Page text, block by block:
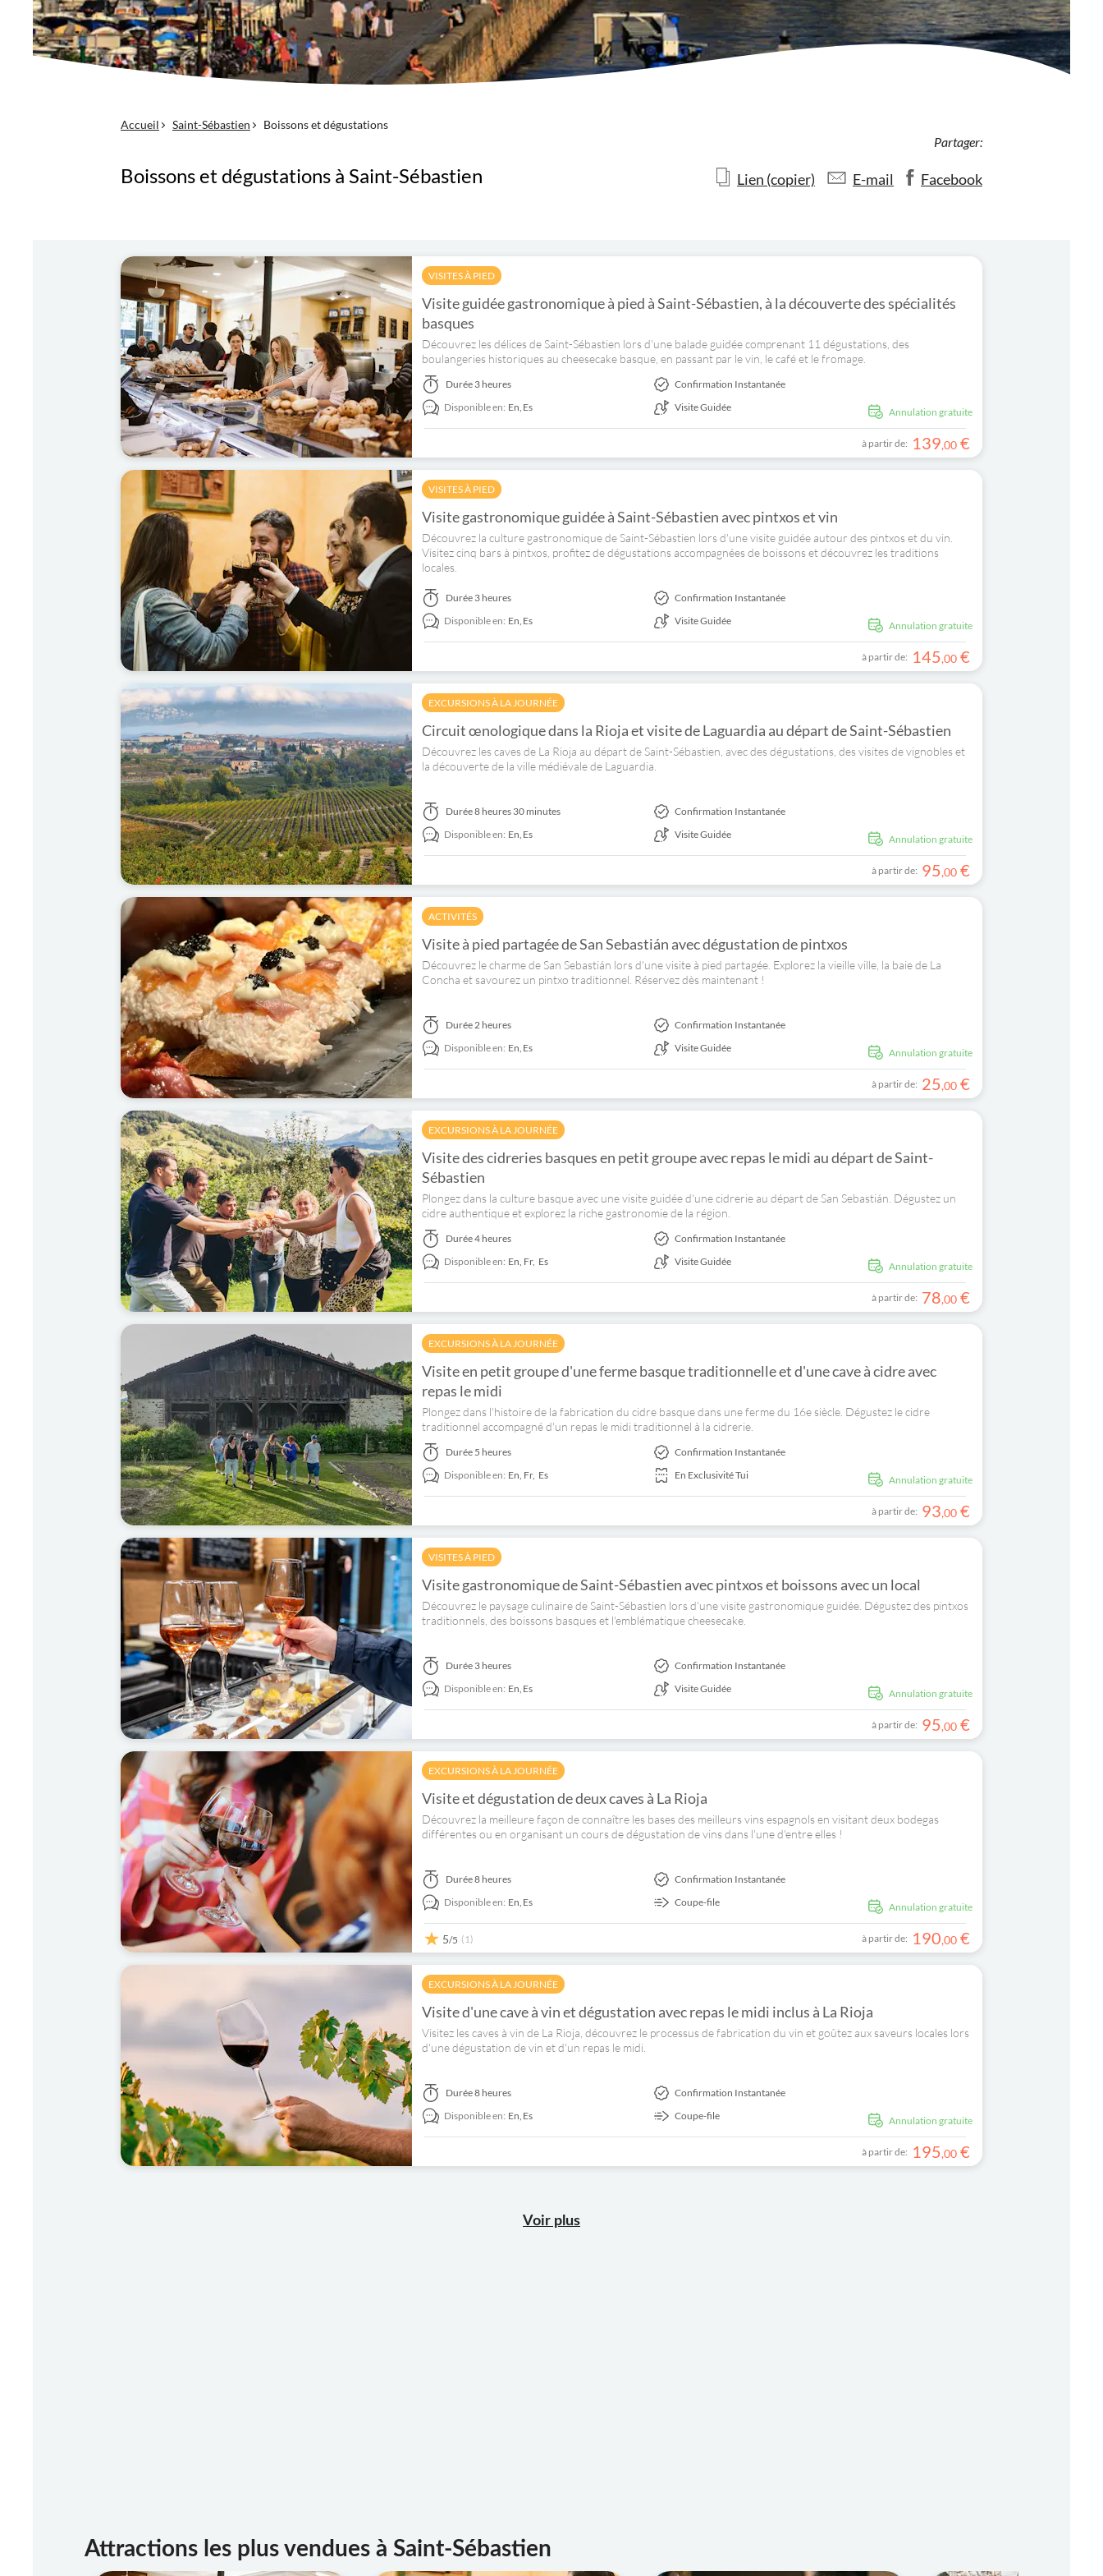
Accueil Saint-Sébastien Boissons et dégustations
Boissons et dégustations à Saint-Sébastien
Partager:
Lien (copier) E-mail Facebook
VISITES À PIED
Visite guidée gastronomique à pied à Saint-Sébastien, à la découverte des spécialités
basques
Découvrez les délices de Saint-Sébastien lors d'une balade guidée comprenant 11 dégustations, des
boulangeries historiques au cheesecake basque, en passant par le vin, le café et le fromage.
Annulation gratuite
Durée 3 heures
Disponible en: En, Es
Confirmation Instantanée
Visite Guidée
à partir de: 139,00 €
VISITES À PIED
Visite gastronomique guidée à Saint-Sébastien avec pintxos et vin
Découvrez la culture gastronomique de Saint-Sébastien lors d'une visite guidée autour des pintxos et du vin.
Visitez cinq bars à pintxos, profitez de dégustations accompagnées de boissons et découvrez les traditions
locales.
Annulation gratuite
Durée 3 heures
Disponible en: En, Es
Confirmation Instantanée
Visite Guidée
à partir de: 145,00 €
EXCURSIONS À LA JOURNÉE
Circuit œnologique dans la Rioja et visite de Laguardia au départ de Saint-Sébastien
Découvrez les caves de La Rioja au départ de Saint-Sébastien, avec des dégustations, des visites de vignobles et
la découverte de la ville médiévale de Laguardia.
Annulation gratuite
Durée8 heures 30 minutes
Disponible en: En, Es
Confirmation Instantanée
Visite Guidée
à partir de: 95,00 €
ACTIVITÉS
Visite à pied partagée de San Sebastián avec dégustation de pintxos
Découvrez le charme de San Sebastián lors d'une visite à pied partagée. Explorez la vieille ville, la baie de La
Concha et savourez un pintxo traditionnel. Réservez dès maintenant !
Annulation gratuite
Durée2 heures
Disponible en: En, Es
Confirmation Instantanée
Visite Guidée
à partir de: 25,00 €
EXCURSIONS À LA JOURNÉE
Visite des cidreries basques en petit groupe avec repas le midi au départ de Saint-
Sébastien
Plongez dans la culture basque avec une visite guidée d'une cidrerie au départ de San Sebastián. Dégustez un
cidre authentique et explorez la riche gastronomie de la région.
Annulation gratuite
Durée4 heures
Disponible en: En, Fr, Es
Confirmation Instantanée
Visite Guidée
à partir de: 78,00 €
EXCURSIONS À LA JOURNÉE
Visite en petit groupe d'une ferme basque traditionnelle et d'une cave à cidre avec
repas le midi
Plongez dans l'histoire de la fabrication du cidre basque dans une ferme du 16e siècle. Dégustez le cidre
traditionnel accompagné d'un repas le midi traditionnel à la cidrerie.
Annulation gratuite
Durée 5 heures
Disponible en: En, Fr, Es
Confirmation Instantanée
En Exclusivité Tui
à partir de: 93,00 €
VISITES À PIED
Visite gastronomique de Saint-Sébastien avec pintxos et boissons avec un local
Découvrez le paysage culinaire de Saint-Sébastien lors d'une visite gastronomique guidée. Dégustez des pintxos
traditionnels, des boissons basques et l'emblématique cheesecake.
Annulation gratuite
Durée 3 heures
Disponible en: En, Es
Confirmation Instantanée
Visite Guidée
à partir de: 95,00 €
EXCURSIONS À LA JOURNÉE
Visite et dégustation de deux caves à La Rioja
Découvrez la meilleure façon de connaître les bases des meilleurs vins espagnols en visitant deux bodegas
différentes ou en organisant un cours de dégustation de vins dans l'une d'entre elles !
Annulation gratuite
Durée8 heures
Disponible en: En, Es
Confirmation Instantanée
Coupe-file
5/5 (1) à partir de: 190,00 €
EXCURSIONS À LA JOURNÉE
Visite d'une cave à vin et dégustation avec repas le midi inclus à La Rioja
Visitez les caves à vin de La Rioja, découvrez le processus de fabrication du vin et goûtez aux saveurs locales lors
d'une dégustation de vin et d'un repas le midi.
Annulation gratuite
Durée8 heures
Disponible en: En, Es
Confirmation Instantanée
Coupe-file
à partir de: 195,00 €
Voir plus
Attractions les plus vendues à Saint-Sébastien